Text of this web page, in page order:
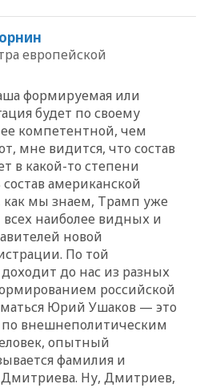
европейской
формируемая или
будет по своему
компетентной, чем
мне видится, что состав
в какой-то степени
американской
как мы знаем, Трамп уже
наиболее видных и
новой
По той
до нас из разных
российской
Юрий Ушаков — это
внешнеполитическим
опытный
фамилия и
Ну, Дмитриев,